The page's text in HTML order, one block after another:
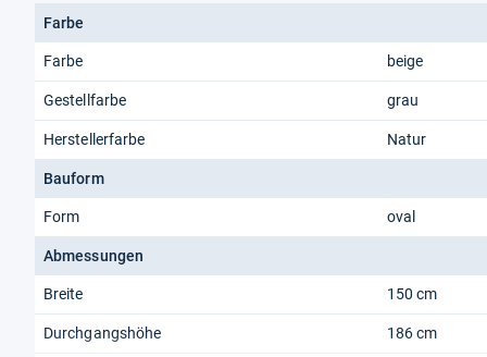
Farbe
Farbe beige
Gestellfarbe grau
Herstellerfarbe Natur
Bauform
Form oval
Abmessungen
Breite 150 cm
Durchgangshöhe 186 cm